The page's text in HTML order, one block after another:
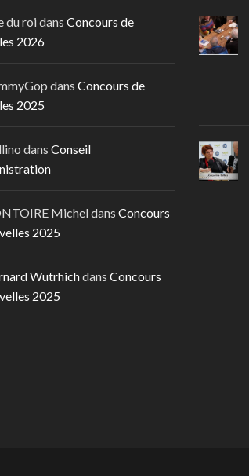
du roidans Concours de
2026
dans Concours de
2025
dans Conseil
Micheldans Concours
2025
Wutrhichdans Concours
2025